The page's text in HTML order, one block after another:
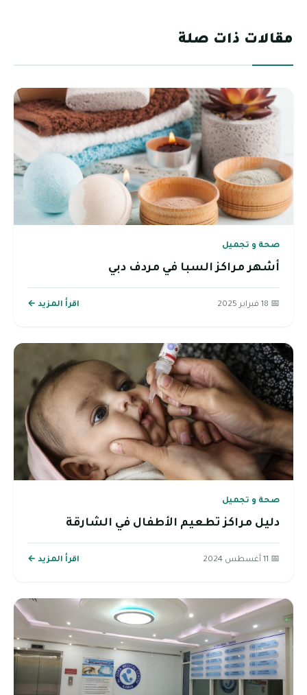
مقالات ذات صلة
صحة و تجميل
أشهر مراكز السبا في مردف دبي
📅 18 فبراير 2025 اقرأ المزيد ←
صحة و تجميل
دليل مراكز تطعيم الأطفال في الشارقة
📅 11 أغسطس 2024 اقرأ المزيد ←